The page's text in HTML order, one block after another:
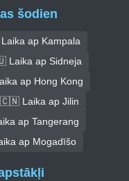
šodien
ap Kampala
ap Sidneja
ap Hong Kong
🇨🇳 Laika ap Jilin
ap Tangerang
ap Mogadīšo